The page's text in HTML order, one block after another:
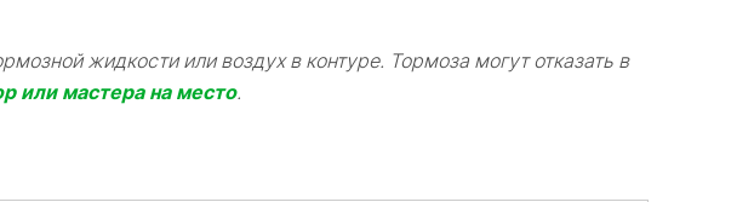
жидкости или воздух в контуре. Тормоза могут отказать в
или мастера на место.